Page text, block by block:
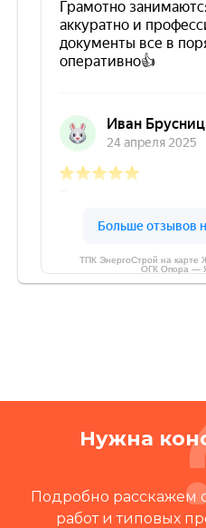
ТПК ЭнергоСтрой на карте
ОГК Опора —
Нужна
Подробно расскажем
работ и типовых